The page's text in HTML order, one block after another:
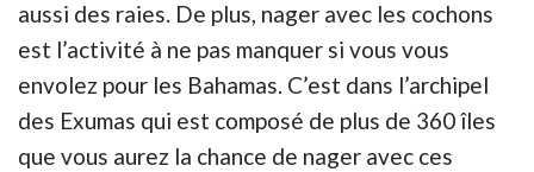
aussi des raies. De plus, nager avec les cochons
est l’activité à ne pas manquer si vous vous
envolez pour les Bahamas. C’est dans l’archipel
des Exumas qui est composé de plus de 360 îles
que vous aurez la chance de nager avec ces